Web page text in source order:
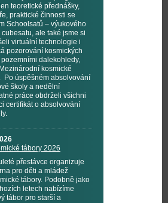
teoretické přednášky,
praktické činnosti se
Schoolsatů – výukového
ale také jsme si
virtuální technologie i
pozorování kosmických
dalekohledy,
kosmické
Po úspěšném absolvování
školy a nedělní
práce obdrželi všichni
certifikát o absolvování
tábory 2026
přestávce organizuje
pro děti a mládež
tábory. Podobně jako
letech nabízíme
tábor pro starší a